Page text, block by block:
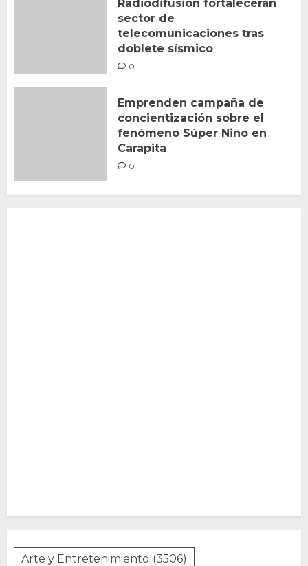
Radiodifusión fortalecerán
sector de
telecomunicaciones tras
doblete sísmico
0
Emprenden campaña de
concientización sobre el
fenómeno Súper Niño en
Carapita
0
Arte y Entretenimiento (3506)